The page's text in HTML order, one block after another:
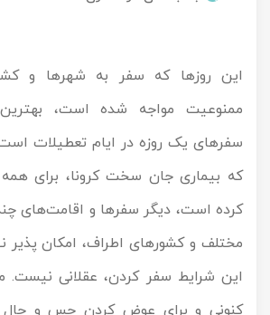
این روزها که سفر به شهرها و
ممنوعیت مواجه شده است، بهترین
سفرهای یک روزه در ایام تعطیلات
که بیماری جان سخت کرونا، برای همه
کرده است، دیگر سفرها و اقامت‌های
مختلف و کشورهای اطراف، امکان پذیر
این شرایط سفر کردن، عقلانی نیست.
کنونی و برای عوض کردن حس و حال
تور طبس
تور کویر کاراکال
تور کویر مصر
تور کویر ابوزیدآباد
تور ماسوله
تور کیش از بندرعباس
اقساطی
تور مالدیو
تور قزاقستان اقساطی
تور زیارتی اقساطی